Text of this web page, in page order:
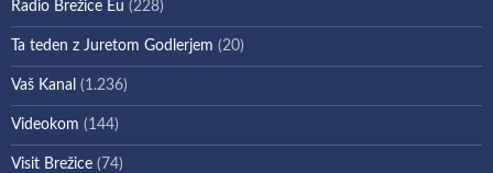
Radio Brežice Eu (228)
Ta teden z Juretom Godlerjem (20)
Vaš Kanal (1.236)
Videokom (144)
Visit Brežice (74)